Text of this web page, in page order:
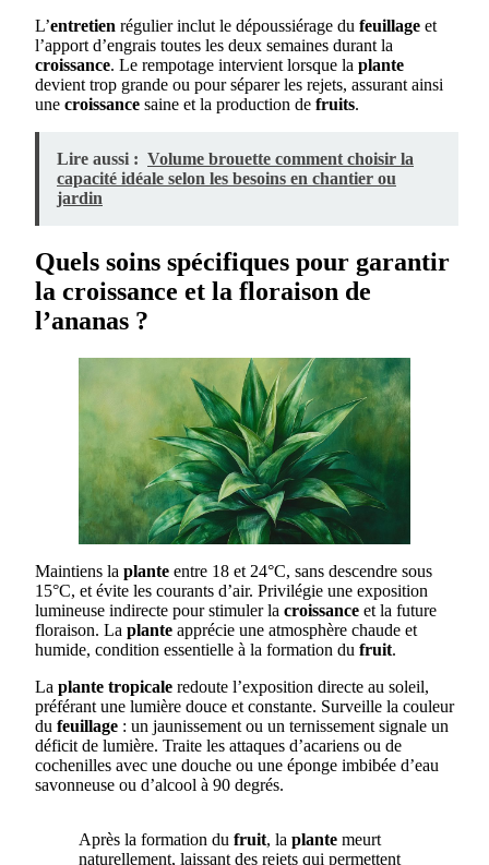
L’entretien régulier inclut le dépoussiérage du feuillage et
l’apport d’engrais toutes les deux semaines durant la
croissance. Le rempotage intervient lorsque la plante
devient trop grande ou pour séparer les rejets, assurant ainsi
une croissance saine et la production de fruits.
Lire aussi : Volume brouette comment choisir la
capacité idéale selon les besoins en chantier ou
jardin
Quels soins spécifiques pour garantir
la croissance et la floraison de
l’ananas ?
Maintiens la plante entre 18 et 24°C, sans descendre sous
15°C, et évite les courants d’air. Privilégie une exposition
lumineuse indirecte pour stimuler la croissance et la future
floraison. La plante apprécie une atmosphère chaude et
humide, condition essentielle à la formation du fruit.
La plante tropicale redoute l’exposition directe au soleil,
préférant une lumière douce et constante. Surveille la couleur
du feuillage : un jaunissement ou un ternissement signale un
déficit de lumière. Traite les attaques d’acariens ou de
cochenilles avec une douche ou une éponge imbibée d’eau
savonneuse ou d’alcool à 90 degrés.
Après la formation du fruit, la plante meurt
naturellement, laissant des rejets qui permettent